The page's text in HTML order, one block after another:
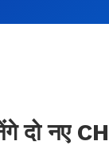
दो नए